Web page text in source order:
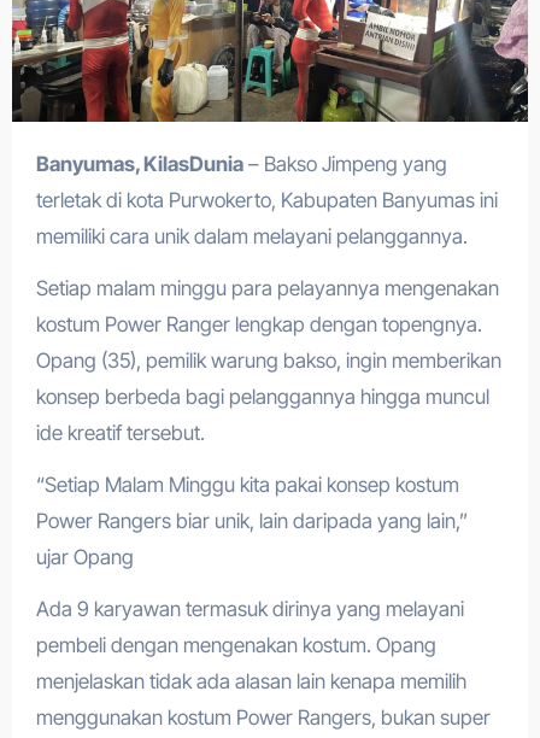
Banyumas, KilasDunia– Bakso Jimpeng yang
terletak di kota Purwokerto, Kabupaten Banyumas ini
memiliki cara unik dalam melayani pelanggannya.
Setiap malam minggu para pelayannya mengenakan
kostum Power Ranger lengkap dengan topengnya.
Opang (35), pemilik warung bakso, ingin memberikan
konsep berbeda bagi pelanggannya hingga muncul
ide kreatif tersebut.
“Setiap Malam Minggu kita pakai konsep kostum
Power Rangers biar unik, lain daripada yang lain,”
ujar Opang
Ada 9 karyawan termasuk dirinya yang melayani
pembeli dengan mengenakan kostum. Opang
menjelaskan tidak ada alasan lain kenapa memilih
menggunakan kostum Power Rangers, bukan super